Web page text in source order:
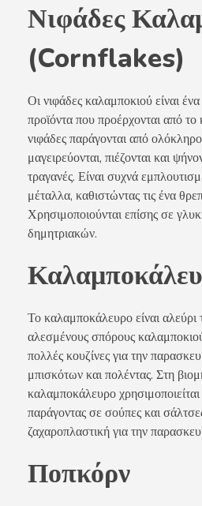
Νιφάδες
(Cornflakes)
Οι νιφάδες καλαμποκιού είναι
προϊόντα που προέρχονται από
νιφάδες παράγονται από
μαγειρεύονται, πιέζονται και
τραγανές. Είναι συχνά
μέταλλα, καθιστώντας τις ένα
Χρησιμοποιούνται επίσης σε
δημητριακών.
Το καλαμποκάλευρο είναι αλεύρι
αλεσμένους σπόρους
πολλές κουζίνες για την
μπισκότων και πολέντας. Στη
καλαμποκάλευρο
παράγοντας σε σούπες και
ζαχαροπλαστική για την
Ποπκόρν